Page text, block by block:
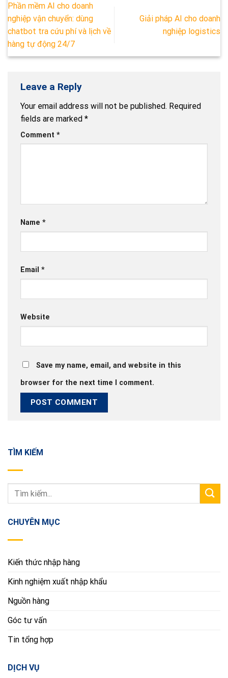
Phần mềm AI cho doanh
nghiệp vận chuyển: dùng
chatbot tra cứu phí và lịch về
hàng tự động 24/7
Giải pháp AI cho doanh
nghiệp logistics
Leave a Reply
Your email address will not be published. Required
fields are marked *
Comment *
Name *
Email *
Website
Save my name, email, and website in this
browser for the next time I comment.
TÌM KIẾM
CHUYÊN MỤC
Kiến thức nhập hàng
Kinh nghiệm xuất nhập khẩu
Nguồn hàng
Góc tư vấn
Tin tổng hợp
DỊCH VỤ